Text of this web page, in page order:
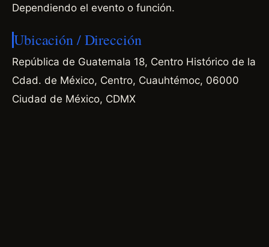
Dependiendo el evento o función.
Ubicación / Dirección
República de Guatemala 18, Centro Histórico de la
Cdad. de México, Centro, Cuauhtémoc, 06000
Ciudad de México, CDMX